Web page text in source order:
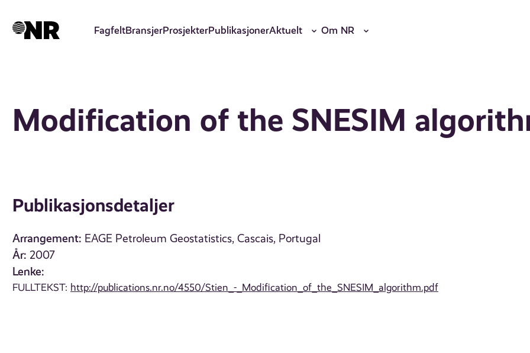
hovedinnhold
FagfeltBransjerProsjekterPublikasjonerAktuelt Om NR
Modification of the SNESIM
Publikasjonsdetaljer
Arrangement: EAGE Petroleum Geostatistics, Cascais, Portugal
År: 2007
Lenke:
FULLTEKST: http://publications.nr.no/4550/Stien_-_Modification_of_the_SNESIM_algorithm.pdf